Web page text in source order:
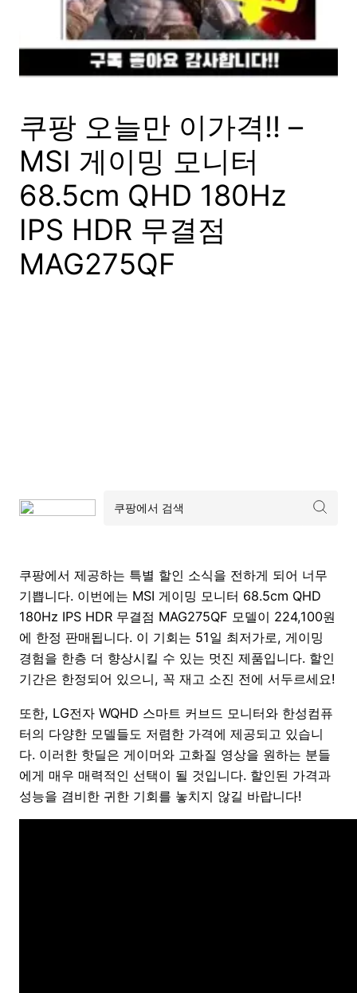
쿠팡 오늘만 이가격!! –
MSI 게이밍 모니터
68.5cm QHD 180Hz
IPS HDR 무결점
MAG275QF
쿠팡에서 제공하는 특별 할인 소식을 전하게 되어 너무
기쁩니다. 이번에는 MSI 게이밍 모니터 68.5cm QHD
180Hz IPS HDR 무결점 MAG275QF 모델이 224,100원
에 한정 판매됩니다. 이 기회는 51일 최저가로, 게이밍
경험을 한층 더 향상시킬 수 있는 멋진 제품입니다. 할인
기간은 한정되어 있으니, 꼭 재고 소진 전에 서두르세요!
또한, LG전자 WQHD 스마트 커브드 모니터와 한성컴퓨
터의 다양한 모델들도 저렴한 가격에 제공되고 있습니
다. 이러한 핫딜은 게이머와 고화질 영상을 원하는 분들
에게 매우 매력적인 선택이 될 것입니다. 할인된 가격과
성능을 겸비한 귀한 기회를 놓치지 않길 바랍니다!